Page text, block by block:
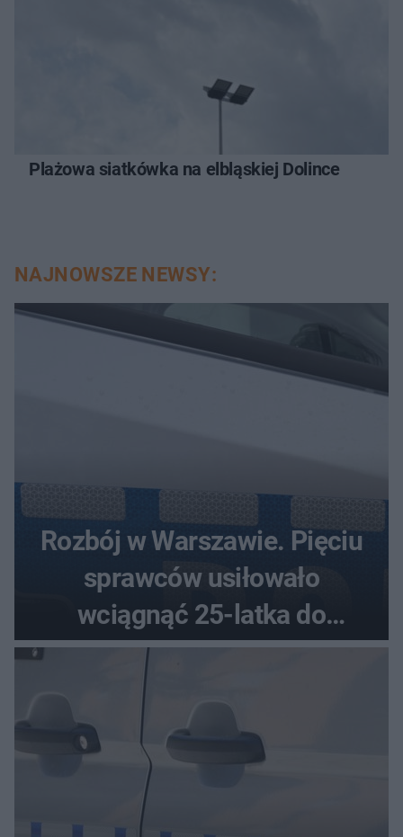
Plażowa siatkówka na elbląskiej Dolince
NAJNOWSZE NEWSY:
Rozbój w Warszawie. Pięciu
sprawców usiłowało
wciągnąć 25-latka do
samochodu